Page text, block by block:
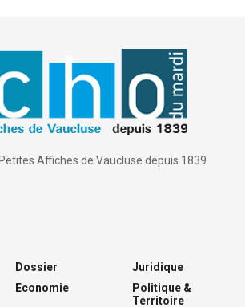
Affiches de Vaucluse depuis 1839
Dossier
Economie
Juridique
Politique &
Territoire